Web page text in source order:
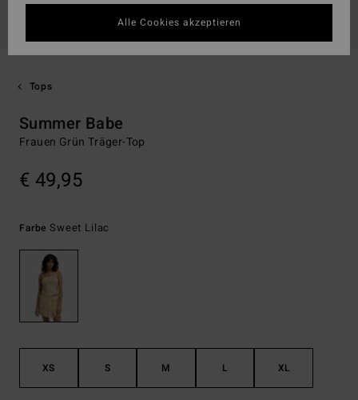
Tops
Summer Babe
Frauen Grün Träger-Top
€ 49,95
Farbe Sweet Lilac
XS S M L XL
Alle Cookies akzeptieren